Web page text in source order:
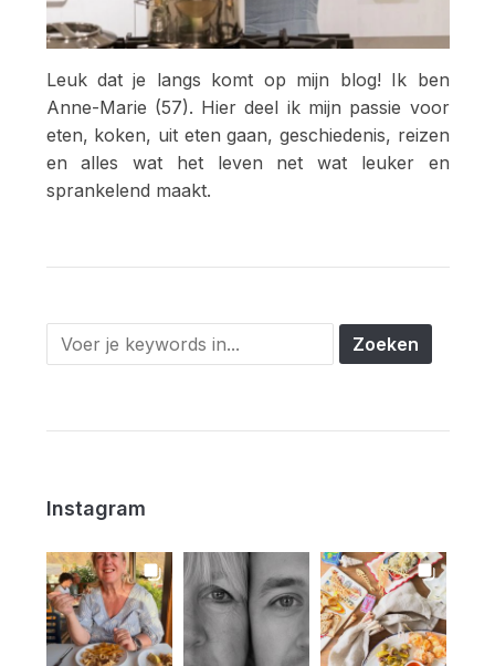
Leuk dat je langs komt op mijn blog! Ik ben
Anne-Marie (57). Hier deel ik mijn passie voor
eten, koken, uit eten gaan, geschiedenis, reizen
en alles wat het leven net wat leuker en
sprankelend maakt.
Instagram